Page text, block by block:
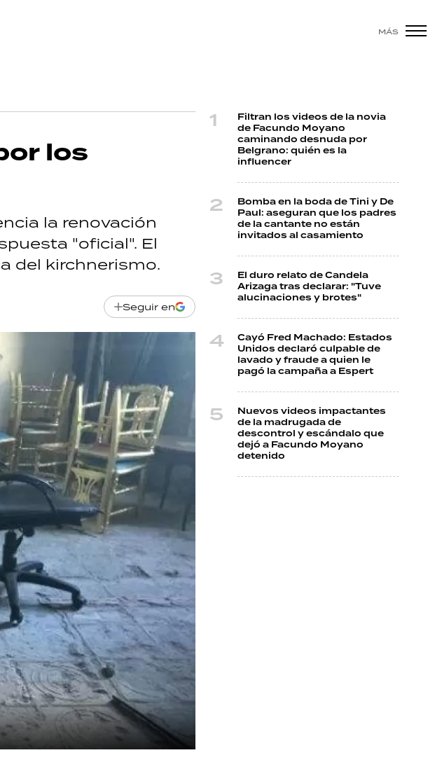
MÁS
los
la renovación
"oficial". El
del kirchnerismo.
Seguir en
Filtran los videos de la novia
de Facundo Moyano
caminando desnuda por
Belgrano: quién es la
influencer
Bomba en la boda de Tini y De
Paul: aseguran que los padres
de la cantante no están
invitados al casamiento
El duro relato de Candela
Arizaga tras declarar: "Tuve
alucinaciones y brotes"
Cayó Fred Machado: Estados
Unidos declaró culpable de
lavado y fraude a quien le
pagó la campaña a Espert
Nuevos videos impactantes
de la madrugada de
descontrol y escándalo que
dejó a Facundo Moyano
detenido